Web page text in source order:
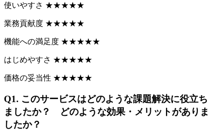
使いやすさ ★★★★★
業務貢献度 ★★★★★
機能への満足度 ★★★★★
はじめやすさ ★★★★★
価格の妥当性 ★★★★★
Q1. このサービスはどのような課題解決に役立ち
ましたか？ どのような効果・メリットがありま
したか？